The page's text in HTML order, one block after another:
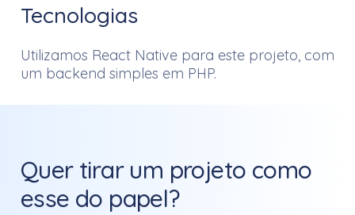
Tecnologias
Utilizamos React Native para este projeto, com
um backend simples em PHP.
Quer tirar um projeto como
esse do papel?